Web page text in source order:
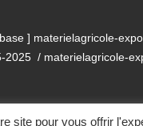
] materielagricole-
2025 / materielagricole-
site pour vous offrir